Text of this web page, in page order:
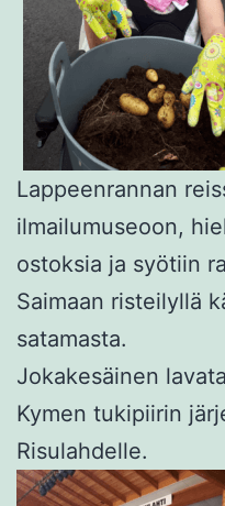
Lappeenrannan
ilmailumuseoon,
ostoksia ja syötiin
Saimaan risteilyllä
satamasta.
Jokakesäinen
Kymen tukipiirin
Risulahdelle.